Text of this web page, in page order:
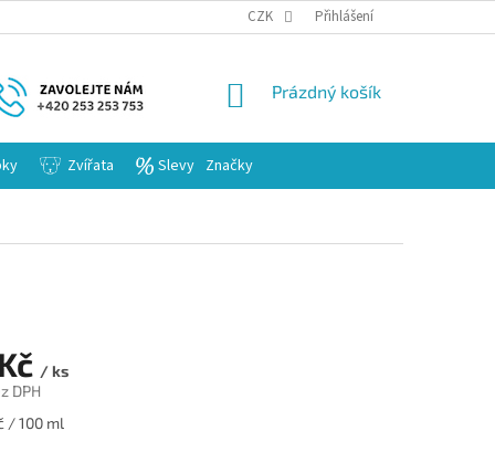
CZK Přihlášení
NÁKUPNÍ
Prázdný košík
Zvířata Slevy Značky
/ ks
DPH
/ 100 ml